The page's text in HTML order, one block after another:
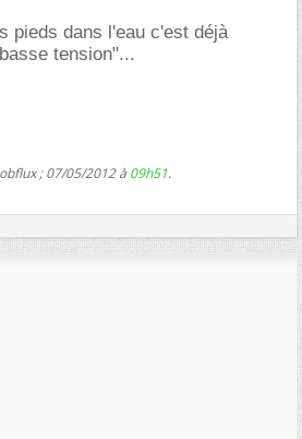
pieds dans l'eau c'est déjà
tension"...
; 07/05/2012 à 09h51.